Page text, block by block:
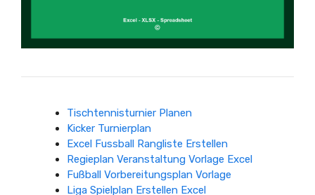
Tischtennisturnier Planen
Kicker Turnierplan
Excel Fussball Rangliste Erstellen
Regieplan Veranstaltung Vorlage Excel
Fußball Vorbereitungsplan Vorlage
Liga Spielplan Erstellen Excel